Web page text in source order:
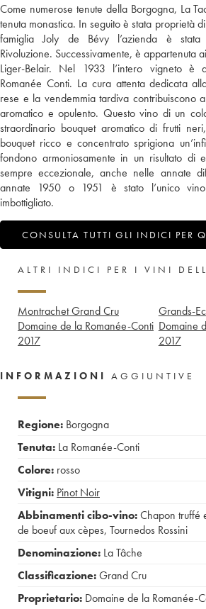
Come numerose tenute della Borgogna, La
tenuta monastica. In seguito è stata proprietà
famiglia Joly de Bévy l’azienda è stata
Rivoluzione. Successivamente, è appartenuta
Liger-Belair. Nel 1933 l’intero vigneto è
Romanée Conti. La cura attenta dedicata
rese e la vendemmia tardiva contribuiscono
aromatico e opulento. Questo vino di un
straordinario bouquet aromatico di frutti
bouquet ricco e concentrato sprigiona
fondono armoniosamente in un risultato di
sempre eccezionale, anche nelle annate
annate 1950 o 1951 è stato l’unico
imbottigliato.
CONSULTA TUTTI GLI INDICI PER
ALTRI INDICI PER I VINI
Montrachet Grand Cru
Domaine de la Romanée-Conti
2017
Grands-
Domaine
2017
INFORMAZIONI AGGIUNTIVE
Regione: Borgogna
Tenuta: La Romanée-Conti
Colore: rosso
Vitigni: Pinot Noir
Abbinamenti cibo-vino:Chapon truffé
de boeuf aux cèpes, Tournedos Rossini
Denominazione: La Tâche
Classificazione:Grand Cru
Proprietario: Domaine de la Romanée-